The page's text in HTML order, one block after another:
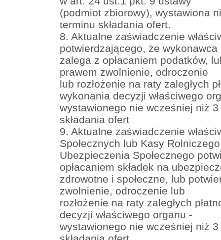
(podmiot zbiorowy), wystawiona
terminu składania ofert.
8. Aktualne zaświadczenie
potwierdzającego, że wykonawca
zalega z opłacaniem podatków,
prawem zwolnienie, odroczenie
lub rozłożenie na raty zaległych
wykonania decyzji właściwego
wystawionego nie wcześniej niż
składania ofert
9. Aktualne zaświadczenie
Społecznych lub Kasy Rolniczego
Ubezpieczenia Społecznego
opłacaniem składek na
zdrowotne i społeczne, lub
zwolnienie, odroczenie lub
rozłożenie na raty zaległych
decyzji właściwego organu -
wystawionego nie wcześniej niż